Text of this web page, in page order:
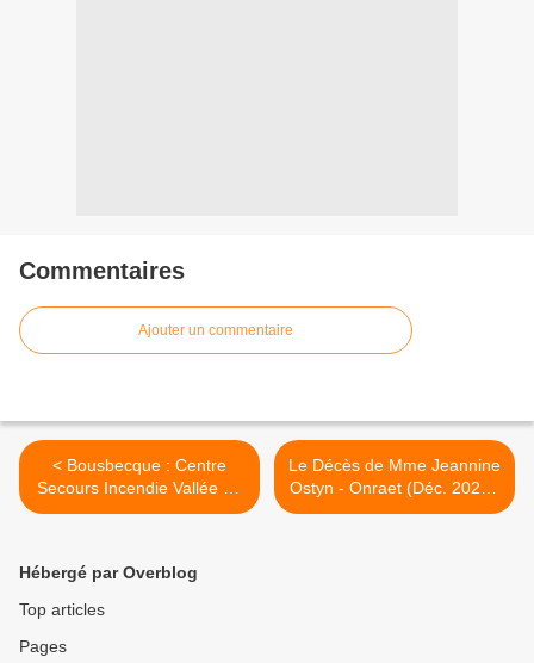
Commentaires
Ajouter un commentaire
< Bousbecque : Centre
Secours Incendie Vallée de
la Lys... 2 800 Interventions
Le Décès de Mme Jeannine
Ostyn - Onraet (Déc. 2022).
>
Hébergé par Overblog
Top articles
Pages